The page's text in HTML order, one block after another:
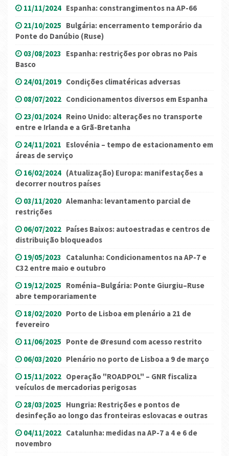
11/11/2024 Espanha: constrangimentos na AP-66
21/10/2025 Bulgária: encerramento temporário da
Ponte do Danúbio (Ruse)
03/08/2023 Espanha: restrições por obras no Pais
Basco
24/01/2019 Condições climatéricas adversas
08/07/2022 Condicionamentos diversos em Espanha
23/01/2024 Reino Unido: alterações no transporte
entre e Irlanda e a Grã-Bretanha
24/11/2021 Eslovénia – tempo de estacionamento em
áreas de serviço
16/02/2024 (Atualização) Europa: manifestações a
decorrer noutros países
03/11/2020 Alemanha: levantamento parcial de
restrições
06/07/2022 Países Baixos: autoestradas e centros de
distribuição bloqueados
19/05/2023 Catalunha: Condicionamentos na AP-7 e
C32 entre maio e outubro
19/12/2025 Roménia–Bulgária: Ponte Giurgiu–Ruse
abre temporariamente
18/02/2020 Porto de Lisboa em plenário a 21 de
fevereiro
11/06/2025 Ponte de Øresund com acesso restrito
06/03/2020 Plenário no porto de Lisboa a 9 de março
15/11/2022 Operação "ROADPOL" – GNR fiscaliza
veículos de mercadorias perigosas
28/03/2025 Hungria: Restrições e pontos de
desinfeção ao longo das fronteiras eslovacas e outras
04/11/2022 Catalunha: medidas na AP-7 a 4 e 6 de
novembro